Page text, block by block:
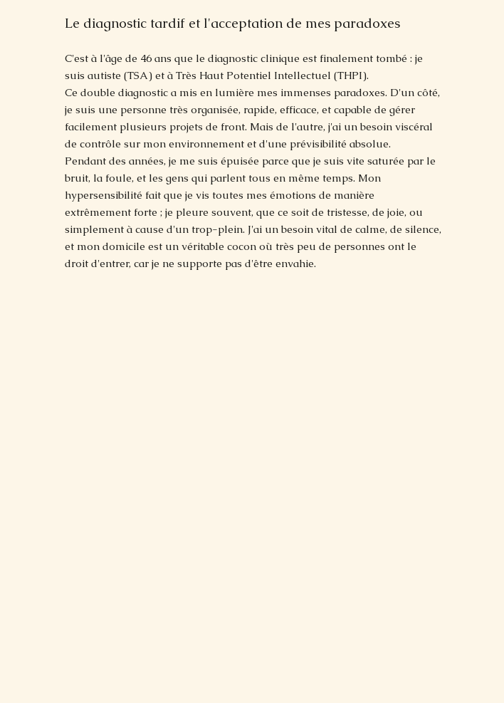
Le diagnostic tardif et l'acceptation de mes paradoxes
C'est à l'âge de 46 ans que le diagnostic clinique est finalement tombé : je
suis autiste (TSA) et à Très Haut Potentiel Intellectuel (THPI).
Ce double diagnostic a mis en lumière mes immenses paradoxes. D'un côté,
je suis une personne très organisée, rapide, efficace, et capable de gérer
facilement plusieurs projets de front. Mais de l'autre, j'ai un besoin viscéral
de contrôle sur mon environnement et d'une prévisibilité absolue.
Pendant des années, je me suis épuisée parce que je suis vite saturée par le
bruit, la foule, et les gens qui parlent tous en même temps. Mon
hypersensibilité fait que je vis toutes mes émotions de manière
extrêmement forte ; je pleure souvent, que ce soit de tristesse, de joie, ou
simplement à cause d'un trop-plein. J'ai un besoin vital de calme, de silence,
et mon domicile est un véritable cocon où très peu de personnes ont le
droit d'entrer, car je ne supporte pas d'être envahie.